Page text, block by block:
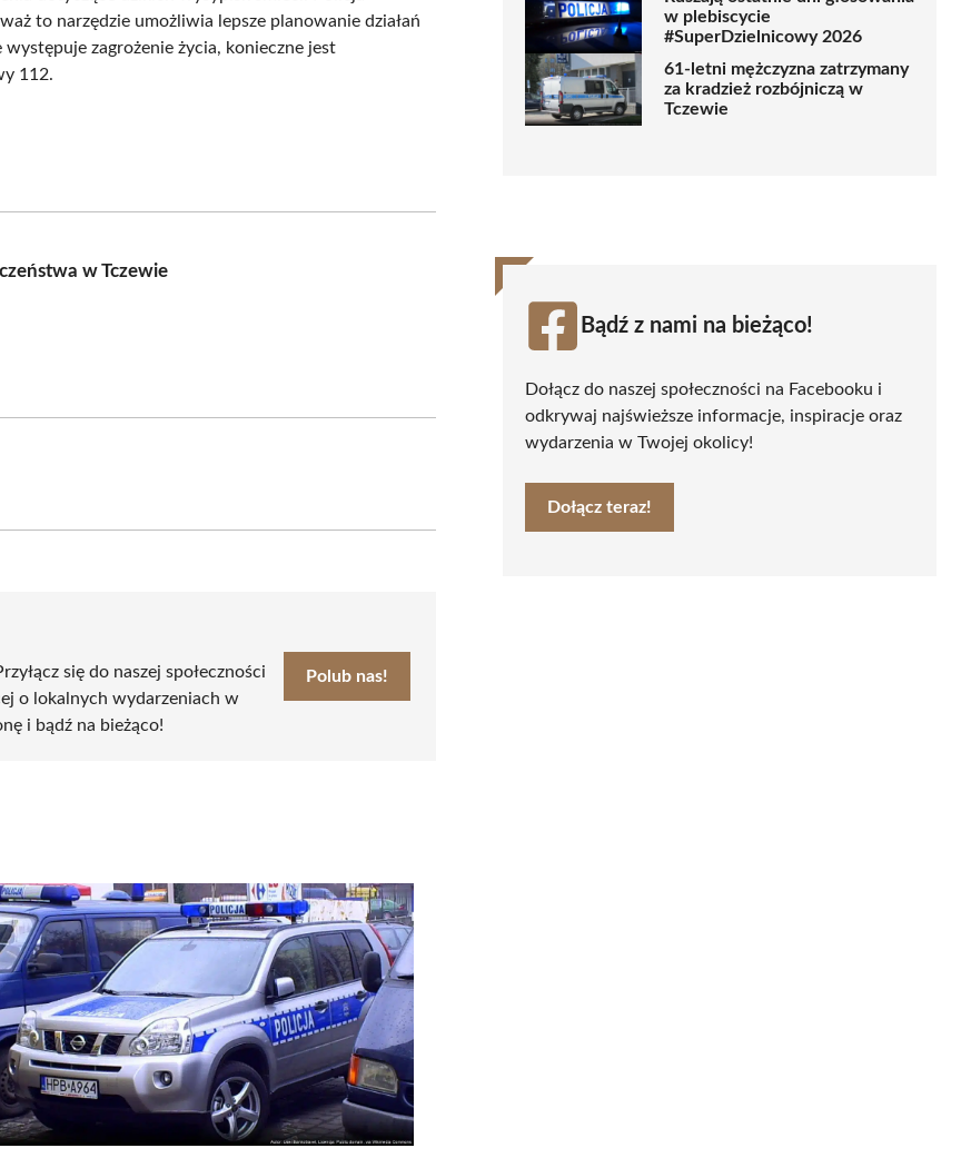
to narzędzie umożliwia lepsze planowanie działań
zagrożenie życia, konieczne jest
112.
w Tczewie
się do naszej społeczności
o lokalnych wydarzeniach w
i bądź na bieżąco!
Polub nas!
w plebiscycie
#SuperDzielnicowy 2026
61-letni mężczyzna zatrzymany
za kradzież rozbójniczą w
Tczewie
Bądź z nami na bieżąco!
Dołącz do naszej społeczności na Facebooku i
odkrywaj najświeższe informacje, inspiracje oraz
wydarzenia w Twojej okolicy!
Dołącz teraz!